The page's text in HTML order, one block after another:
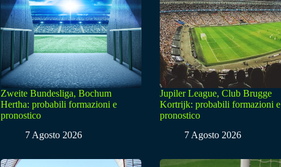
Zweite Bundesliga, Bochum
Hertha: probabili formazioni e
pronostico
7 Agosto 2026
Jupiler League, Club Brugge
Kortrijk: probabili formazioni e
pronostico
7 Agosto 2026